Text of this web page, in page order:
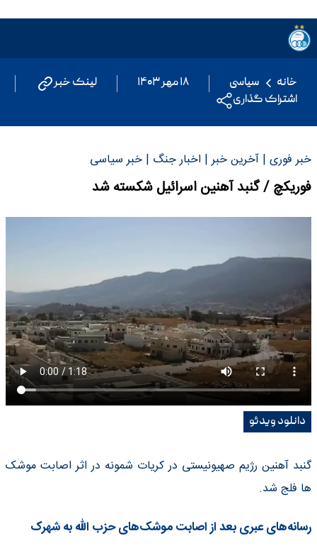
خانه سیاسی ۱۸ مهر ۱۴۰۳
لینک خبر
اشتراک گذاری
خبر فوری | آخرین خبر | اخبار جنگ | خبر سیاسی
فوریکچ / گنبد آهنین اسرائیل شکسته شد
دانلود ویدئو
گنبد آهنین رژیم صهیونیستی در کریات شمونه در اثر اصابت موشک
ها فلج شد.
رسانه‌های عبری بعد از اصابت موشک‌های حزب الله به شهرک